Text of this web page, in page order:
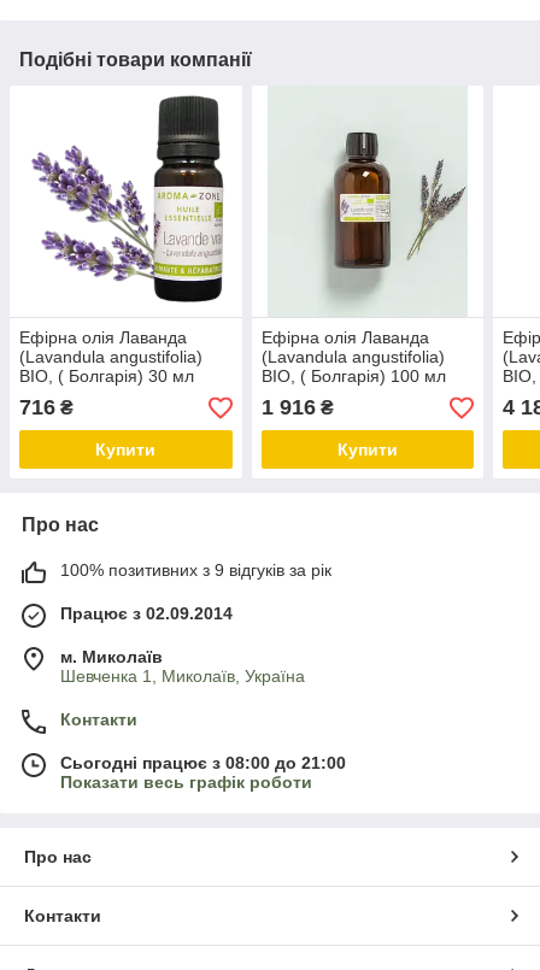
Подібні товари компанії
Ефірна олія Лаванда
(Lavandula angustifolia)
BIO, ( Болгарія) 30 мл
716 ₴
Купити
Ефірна олія Лаванда
(Lavandula angustifolia)
BIO, ( Болгарія) 100 мл
1 916₴
Купити
4
Про нас
100% позитивних з 9 відгуків за рік
Працює з 02.09.2014
м. Миколаїв
Шевченка 1, Миколаїв, Україна
Контакти
Сьогодні працює з 08:00 до 21:00
Показати весь графік роботи
Про нас
Контакти